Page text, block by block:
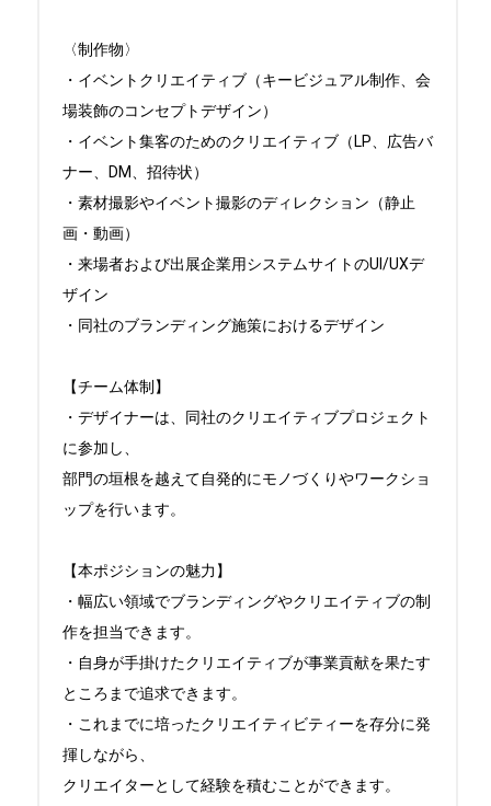
〈制作物〉
・イベントクリエイティブ（キービジュアル制作、会
場装飾のコンセプトデザイン）
・イベント集客のためのクリエイティブ（LP、広告バ
ナー、DM、招待状）
・素材撮影やイベント撮影のディレクション（静止
画・動画）
・来場者および出展企業用システムサイトのUI/UXデ
ザイン
・同社のブランディング施策におけるデザイン
【チーム体制】
・デザイナーは、同社のクリエイティブプロジェクト
に参加し、
部門の垣根を越えて自発的にモノづくりやワークショ
ップを行います。
【本ポジションの魅力】
・幅広い領域でブランディングやクリエイティブの制
作を担当できます。
・自身が手掛けたクリエイティブが事業貢献を果たす
ところまで追求できます。
・これまでに培ったクリエイティビティーを存分に発
揮しながら、
クリエイターとして経験を積むことができます。